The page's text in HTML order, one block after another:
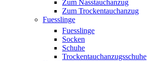
Zum Nasstauchanzug
Zum Trockentauchanzug
Fuesslinge
Fuesslinge
Socken
Schuhe
Trockentauchanzugsschuhe